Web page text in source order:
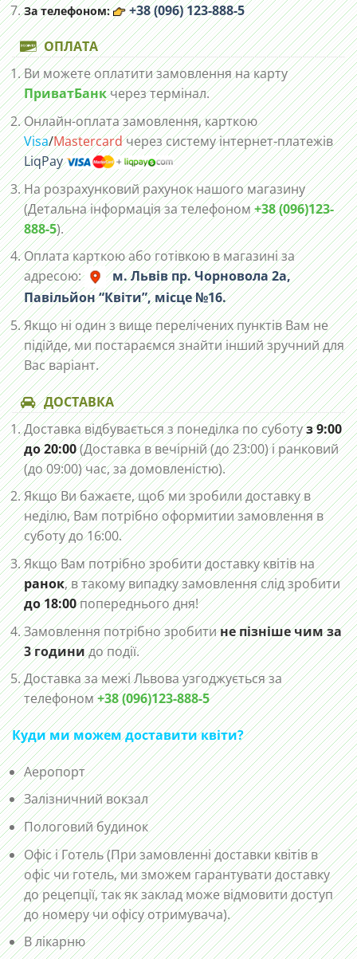
За телефоном: +38 (096) 123-888-5
ОПЛАТА
Ви можете оплатити замовлення на карту
ПриватБанкчерез термінал.
Онлайн-оплата замовлення, карткою
Visa/Mastercardчерез систему інтернет-платежів
LiqPay
На розрахунковий рахунок нашого магазину
(Детальна інформація за телефоном+38 (096)123-
888-5).
Оплата карткою або готівкою в магазині за
адресою:
м. Львів пр. Чорновола 2а,
Павільйон “Квіти”, місце №16.
Якщо ні один з вище перелічених пунктів Вам не
підійде, ми постараємся знайти інший зручний для
Вас варіант.
ДОСТАВКА
Доставка відбувається з понеділка по суботуз 9:00
до 20:00(Доставка в вечірній (до 23:00) і ранковий
(до 09:00) час, за домовленістю).
Якщо Ви бажаєте, щоб ми зробили доставку в
неділю, Вам потрібно оформитии замовлення в
суботу до 16:00.
Якщо Вам потрібно зробити доставку квітів на
ранок, в такому випадку замовлення слід зробити
до 18:00попереднього дня!
Замовлення потрібно зробитине пізніше чим за
3 годинидо події.
Доставка за межі Львова узгоджується за
телефоном+38 (096)123-888-5
Куди ми можем доставити квіти?
Аеропорт
Залізничний вокзал
Пологовий будинок
Офіс і Готель (При замовленні доставки квітів в
офіс чи готель, ми зможем гарантувати доставку
до рецепції, так як заклад може відмовити доступ
до номеру чи офісу отримувача).
В лікарню